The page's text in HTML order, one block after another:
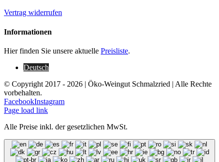
Vertrag widerrufen
Informationen
Hier finden Sie unsere aktuelle Preisliste.
Deutsch
© Copyright 2017 - 2026 | Öko-Weingut Schmalzried | Alle Rechte
vorbehalten.
FacebookInstagram
Page load link
Alle Preise inkl. der gesetzlichen MwSt.